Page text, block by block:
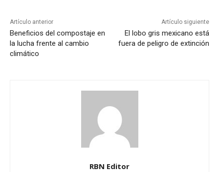
Artículo anterior
Beneficios del compostaje en
la lucha frente al cambio
climático
Artículo siguiente
El lobo gris mexicano está
fuera de peligro de extinción
RBN Editor